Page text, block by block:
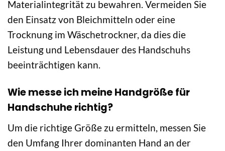
Materialintegrität zu bewahren. Vermeiden Sie
den Einsatz von Bleichmitteln oder eine
Trocknung im Wäschetrockner, da dies die
Leistung und Lebensdauer des Handschuhs
beeinträchtigen kann.
Wie messe ich meine Handgröße für
Handschuhe richtig?
Um die richtige Größe zu ermitteln, messen Sie
den Umfang Ihrer dominanten Hand an der